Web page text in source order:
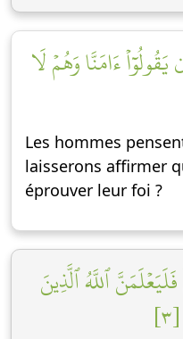
ءَامَنَّا وَهُمۡ لَا
Les hommes
laisserons affirmer
éprouver leur foi ?
ٱللَّهُ ٱلَّذِينَ